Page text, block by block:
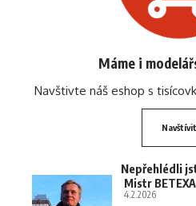
Máme i
Navštivte náš eshop s
Navštívit
Nepřehlédli
Mistr
4.2.2026